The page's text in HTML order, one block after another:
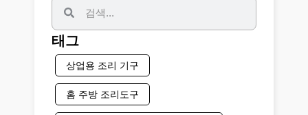
태그
상업용 조리 기구
홈 주방 조리도구